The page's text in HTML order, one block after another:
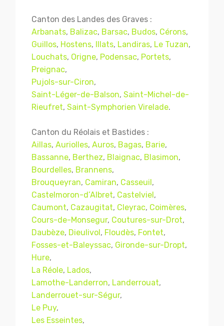
Canton des Landes des Graves :
Arbanats, Balizac, Barsac, Budos, Cérons,
Guillos, Hostens, Illats, Landiras, Le Tuzan,
Louchats, Origne, Podensac, Portets,
Preignac,
Pujols-sur-Ciron,
Saint-Léger-de-Balson, Saint-Michel-de-
Rieufret, Saint-Symphorien Virelade.
Canton du Réolais et Bastides :
Aillas, Auriolles, Auros, Bagas, Barie,
Bassanne, Berthez, Blaignac, Blasimon,
Bourdelles, Brannens,
Brouqueyran, Camiran, Casseuil,
Castelmoron-d’Albret, Castelviel,
Caumont, Cazaugitat, Cleyrac, Coimères,
Cours-de-Monsegur, Coutures-sur-Drot,
Daubèze, Dieulivol, Floudès, Fontet,
Fosses-et-Baleyssac, Gironde-sur-Dropt,
Hure,
La Réole, Lados,
Lamothe-Landerron, Landerrouat,
Landerrouet-sur-Ségur,
Le Puy,
Les Esseintes,